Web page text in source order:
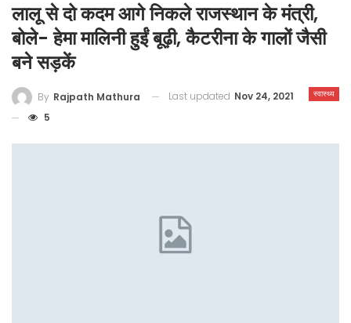
लालू से दो कदम आगे निकले राजस्‍थान के मंत्री,
बोले- हेमा मालिनी हुईं बूढ़ी, कैटरीना के गालों जैसी
बने सड़कें
स्वास्थ्य
By Rajpath Mathura Last updated Nov 24, 2021
5